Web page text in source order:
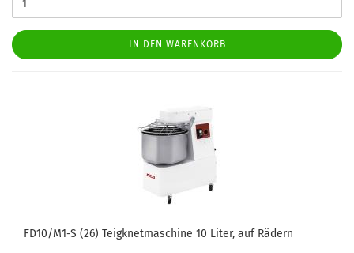
IN DEN WARENKORB
FD10/M1-S (26) Teigknetmaschine 10 Liter, auf Rädern